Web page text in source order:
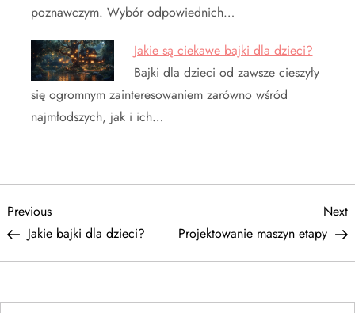
poznawczym. Wybór odpowiednich…
Jakie są ciekawe bajki dla dzieci?
Bajki dla dzieci od zawsze cieszyły
się ogromnym zainteresowaniem zarówno wśród
najmłodszych, jak i ich…
N
a
w
Previous
Post
Previous
Jakie bajki dla dzieci?
Next
Projektowanie maszyn etapy